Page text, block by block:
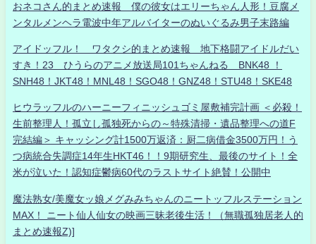
おネコさん的まとめ速報 僕の彼女はエリーちゃん人形！豆腐メ
ンタルメンヘラ電波中年アルバイターのぬいぐるみ男子末路編
アイドッフル！ ワタクシ的まとめ速報 地下格闘アイドルだい
すき！23 ひうらのアニメ放送局101ちゃんねる BNK48 ！
SNH48！JKT48！MNL48！SGO48！GNZ48！STU48！SKE48
ヒウラッフルのハーニーフィニッシュゴミ屋敷補完計画 ＜必殺！
生前整理人！孤立し孤独死からの～特殊清掃・遺品整理への道F
完結編＞ キャッシング計1500万返済：厨二病借金3500万円！う
つ病統合失調症14年生HKT46！！9期研究生、最後のサイト！全
米が泣いた！認知症鬱病60代のラストサイト絶賛！公開中
魔法熟女/美魔女ッ娘メグみみちゃんのニートッフルステーション
MAX！ ニート仙人仙女の映画三昧老後生活！（無職孤独居老人的
まとめ速報Z)]